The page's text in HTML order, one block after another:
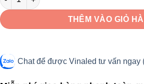
THÊM VÀO GIỎ
Chat để được Vinaled tư vấn ngay